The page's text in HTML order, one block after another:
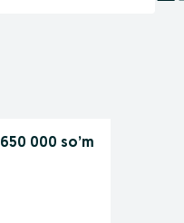
650 000 so’m